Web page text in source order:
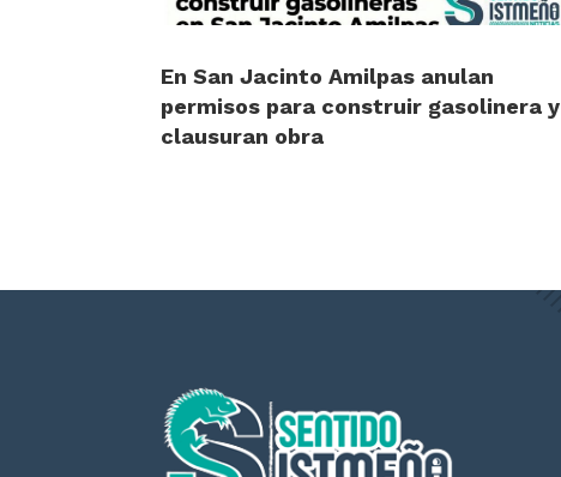
En San Jacinto Amilpas anulan
permisos para construir gasolinera y
clausuran obra